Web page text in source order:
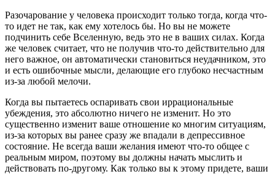
Разочарование у человека происходит только тогда, когда что-
то идет не так, как ему хотелось бы. Но вы не можете
подчинить себе Вселенную, ведь это не в ваших силах. Когда
же человек считает, что не получив что-то действительно для
него важное, он автоматически становиться неудачником, это
и есть ошибочные мысли, делающие его глубоко несчастным
из-за любой мелочи.
Когда вы пытаетесь оспаривать свои иррациональные
убеждения, это абсолютно ничего не изменит. Но это
существенно изменит ваше отношение ко многим ситуациям,
из-за которых вы ранее сразу же впадали в депрессивное
состояние. Не всегда ваши желания имеют что-то общее с
реальным миром, поэтому вы должны начать мыслить и
действовать по-другому. Как только вы к этому придете, ваши